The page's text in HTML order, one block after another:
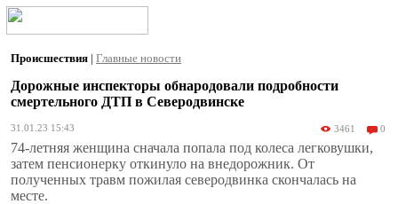
Происшествия | Главные новости
Дорожные инспекторы обнародовали подробности
смертельного ДТП в Северодвинске
31.01.23 15:43 3461 0
74-летняя женщина сначала попала под колеса легковушки,
затем пенсионерку откинуло на внедорожник. От
полученных травм пожилая северодвинка скончалась на
месте.